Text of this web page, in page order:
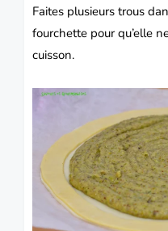
Faites plusieurs trous
fourchette pour qu’elle
cuisson.